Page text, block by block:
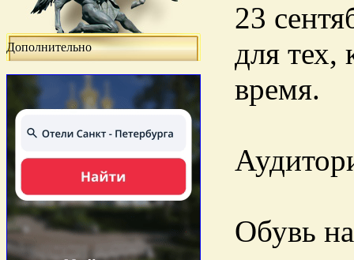
Дополнительно
23
для тех,
время.
Обувь